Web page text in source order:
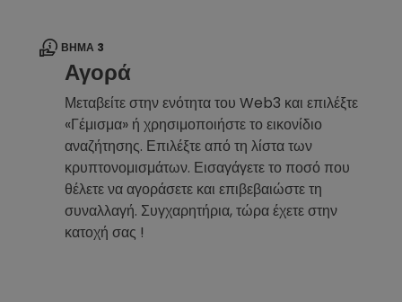
ΒΉΜΑ 3
Αγορά
Μεταβείτε στην ενότητα του Web3 και επιλέξτε
«Γέμισμα» ή χρησιμοποιήστε το εικονίδιο
αναζήτησης. Επιλέξτε από τη λίστα των
κρυπτονομισμάτων. Εισαγάγετε το ποσό που
θέλετε να αγοράσετε και επιβεβαιώστε τη
συναλλαγή. Συγχαρητήρια, τώρα έχετε στην
κατοχή σας !